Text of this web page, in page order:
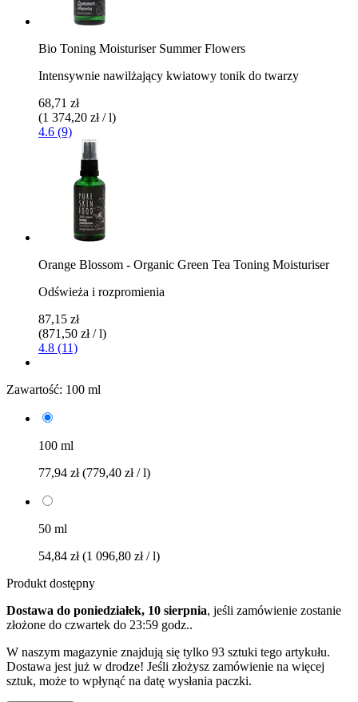
Bio Toning Moisturiser Summer Flowers
Intensywnie nawilżający kwiatowy tonik do twarzy
68,71 zł
(1 374,20 zł / l)
4.6 (9)
Orange Blossom - Organic Green Tea Toning Moisturiser
Odświeża i rozpromienia
87,15 zł
(871,50 zł / l)
4.8 (11)
Zawartość: 100 ml
100 ml
77,94 zł(779,40 zł / l)
50 ml
54,84 zł(1 096,80 zł / l)
Produkt dostępny
Dostawa do poniedziałek, 10 sierpnia, jeśli zamówienie zostanie
złożone do czwartek do 23:59 godz..
W naszym magazynie znajdują się tylko 93 sztuki tego artykułu.
Dostawa jest już w drodze! Jeśli złożysz zamówienie na więcej
sztuk, może to wpłynąć na datę wysłania paczki.